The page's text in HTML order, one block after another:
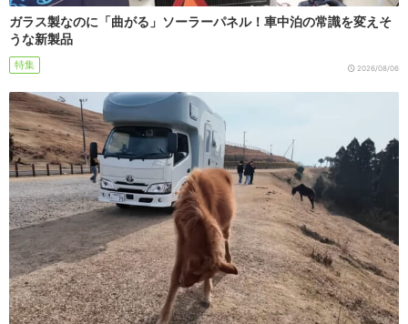
ガラス製なのに「曲がる」ソーラーパネル！車中泊の常識を変えそ
うな新製品
特集 2026/08/06